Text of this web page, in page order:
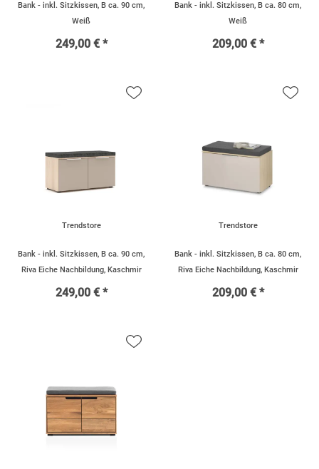
Bank - inkl. Sitzkissen, B ca. 90 cm,
Weiß
249,00 € *
Bank - inkl. Sitzkissen, B ca. 80 cm,
Weiß
209,00 € *
Trendstore
Bank - inkl. Sitzkissen, B ca. 90 cm,
Riva Eiche Nachbildung, Kaschmir
249,00 € *
Trendstore
Bank - inkl. Sitzkissen, B ca. 80 cm,
Riva Eiche Nachbildung, Kaschmir
209,00 € *